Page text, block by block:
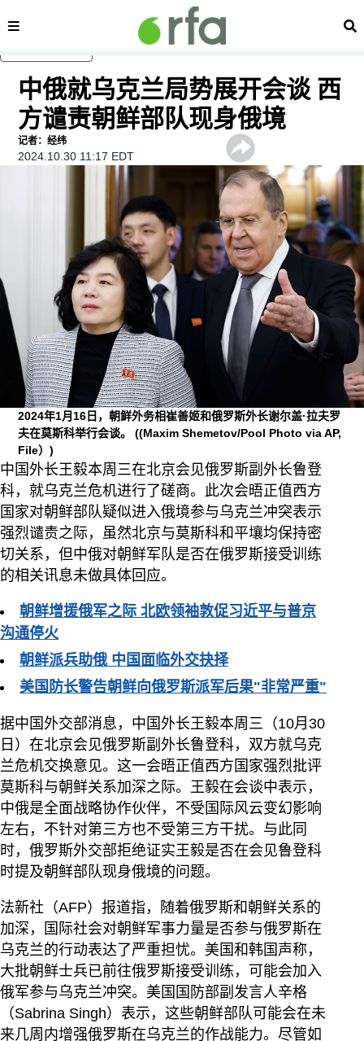
内容分类 搜
中俄就乌克兰局势展开会谈 西
方谴责朝鲜部队现身俄境
记者：经纬
2024.10.30 11:17 EDT
2024年1月16日，朝鲜外务相崔善姬和俄罗斯外长谢尔盖·拉夫罗
夫在莫斯科举行会谈。((Maxim Shemetov/Pool Photo via AP,
File）)
中国外长王毅本周三在北京会见俄罗斯副外长鲁登
科，就乌克兰危机进行了磋商。此次会晤正值西方
国家对朝鲜部队疑似进入俄境参与乌克兰冲突表示
强烈谴责之际，虽然北京与莫斯科和平壤均保持密
切关系，但中俄对朝鲜军队是否在俄罗斯接受训练
的相关讯息未做具体回应。
朝鲜增援俄军之际 北欧领袖敦促习近平与普京
沟通停火
朝鲜派兵助俄 中国面临外交抉择
美国防长警告朝鲜向俄罗斯派军后果"非常严重"
据中国外交部消息，中国外长王毅本周三（10月30
日）在北京会见俄罗斯副外长鲁登科，双方就乌克
兰危机交换意见。这一会晤正值西方国家强烈批评
莫斯科与朝鲜关系加深之际。王毅在会谈中表示，
中俄是全面战略协作伙伴，不受国际风云变幻影响
左右，不针对第三方也不受第三方干扰。与此同
时，俄罗斯外交部拒绝证实王毅是否在会见鲁登科
时提及朝鲜部队现身俄境的问题。
法新社（AFP）报道指，随着俄罗斯和朝鲜关系的
加深，国际社会对朝鲜军事力量是否参与俄罗斯在
乌克兰的行动表达了严重担忧。美国和韩国声称，
大批朝鲜士兵已前往俄罗斯接受训练，可能会加入
俄军参与乌克兰冲突。美国国防部副发言人辛格
（Sabrina Singh）表示，这些朝鲜部队可能会在未
来几周内增强俄罗斯在乌克兰的作战能力。尽管如